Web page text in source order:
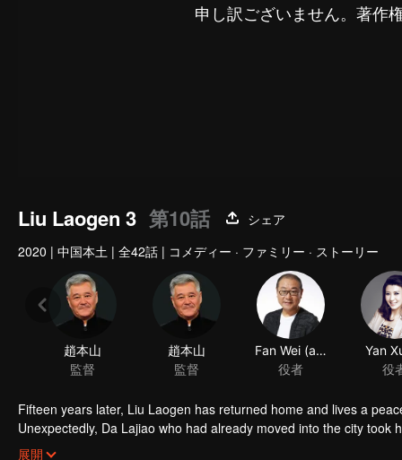
申し訳ございません。著作
Liu Laogen 3 第10話
シェア
2020 | 中国本土 | 全42話 | コメディー · ファミリー · ストーリー
趙本山
監督
趙本山
監督
Fan Wei (actor)
役者
Yan
役
Fifteen years later, Liu Laogen has returned home and lives a
Unexpectedly, Da Lajiao who had already moved into the city
arrange a place in the villa. Liu Laogen also took this opportunity
展開